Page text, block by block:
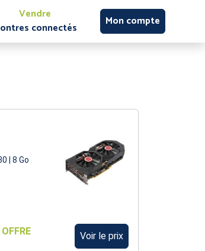
Vendre
connectés
Mon compte
| 8 Go
Voir le prix